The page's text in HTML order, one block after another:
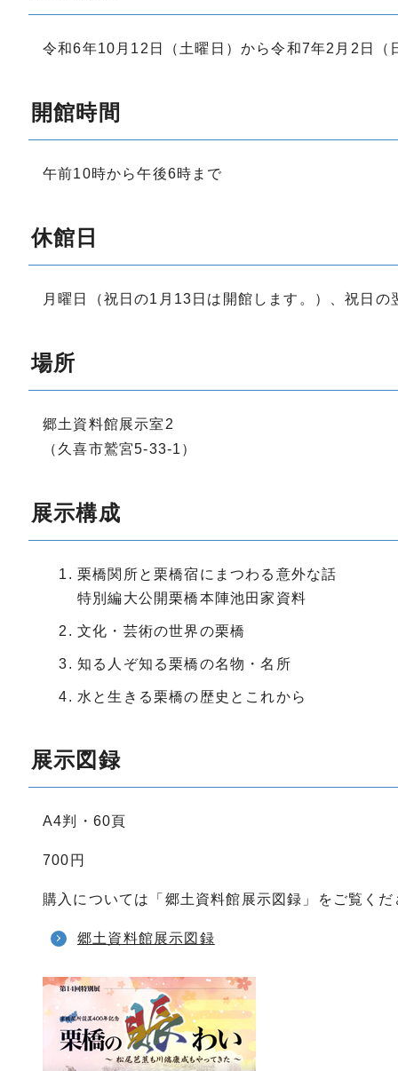
令和6年10月12日（土曜日）から令和7年2月2日（
開館時間
午前10時から午後6時まで
休館日
月曜日（祝日の1月13日は開館します。）、祝日
場所
郷土資料館展示室2
（久喜市鷲宮5-33-1）
展示構成
栗橋関所と栗橋宿にまつわる意外な話
特別編大公開栗橋本陣池田家資料
文化・芸術の世界の栗橋
知る人ぞ知る栗橋の名物・名所
水と生きる栗橋の歴史とこれから
展示図録
A4判・60頁
700円
購入については「郷土資料館展示図録」をご覧くだ
郷土資料館展示図録